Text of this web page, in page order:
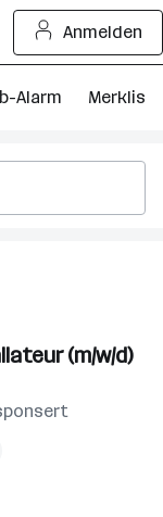
Anmelden
Alarm Merkliste
(m/w/d)